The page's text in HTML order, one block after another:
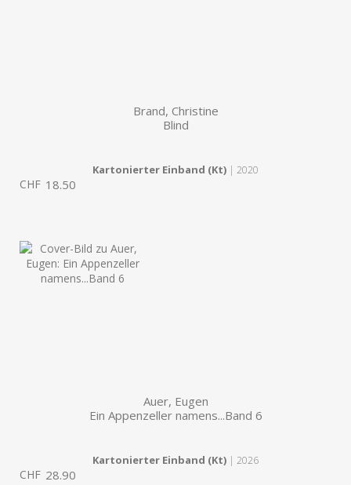
Brand, Christine
Blind
Kartonierter Einband (Kt) | 2020
CHF 18.50
Auer, Eugen
Ein Appenzeller namens...Band 6
Kartonierter Einband (Kt) | 2026
CHF 28.90